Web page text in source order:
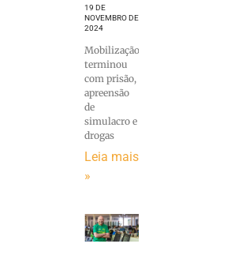
19 DE
NOVEMBRO DE
2024
Mobilização
terminou
com prisão,
apreensão
de
simulacro e
drogas
Leia mais
»